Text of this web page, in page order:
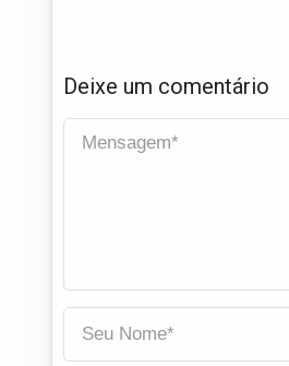
Deixe um comentário